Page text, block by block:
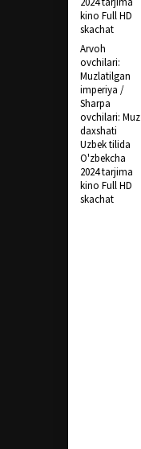
Arvoh
ovchilari:
Muzlatilgan
imperiya /
Sharpa
ovchilari: Muz
daxshati
Uzbek tilida
O'zbekcha
2024 tarjima
kino Full HD
skachat